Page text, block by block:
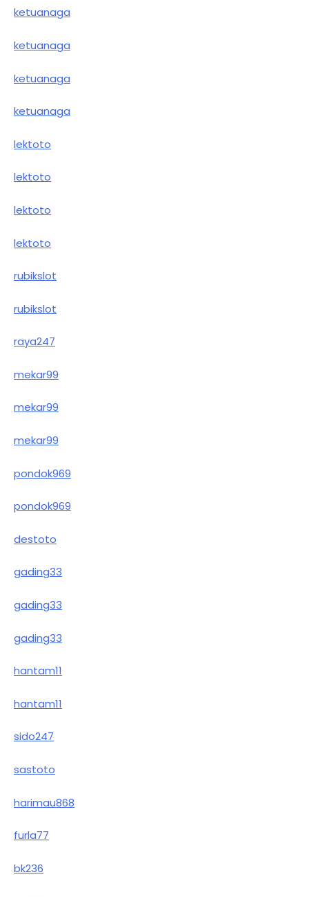
ketuanaga
ketuanaga
ketuanaga
ketuanaga
lektoto
lektoto
lektoto
lektoto
rubikslot
rubikslot
raya247
mekar99
mekar99
mekar99
pondok969
pondok969
destoto
gading33
gading33
gading33
hantam11
hantam11
sido247
sastoto
harimau868
furla77
bk236